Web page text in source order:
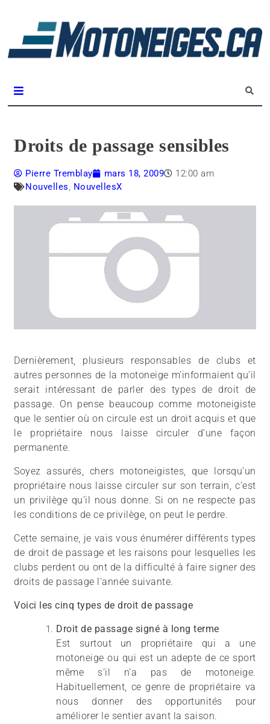
Droits de passage sensibles
Pierre Tremblay mars 18, 2009
12:00 am
Nouvelles, NouvellesX
Dernièrement, plusieurs responsables de clubs et
autres personnes de la motoneige m’informaient qu’il
serait intéressant de parler des types de droit de
passage. On pense beaucoup comme motoneigiste
que le sentier où on circule est un droit acquis et que
le propriétaire nous laisse circuler d’une façon
permanente.
Soyez assurés, chers motoneigistes, que lorsqu’un
propriétaire nous laisse circuler sur son terrain, c’est
un privilège qu’il nous donne. Si on ne respecte pas
les conditions de ce privilège, on peut le perdre.
Cette semaine, je vais vous énumérer différents types
de droit de passage et les raisons pour lesquelles les
clubs perdent ou ont de la difficulté à faire signer des
droits de passage l’année suivante.
Voici les cinq types de droit de passage
Droit de passage signé à long terme
Est surtout un propriétaire qui a une
motoneige ou qui est un adepte de ce sport
même s’il n’a pas de motoneige.
Habituellement, ce genre de propriétaire va
nous donner des opportunités pour
améliorer le sentier avant la saison.